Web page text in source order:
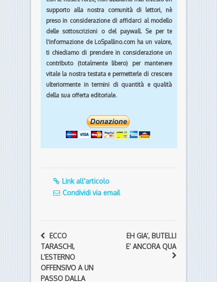
supporto alla nostra comunità di lettori, nè
preso in considerazione di affidarci al modello
delle sottoscrizioni o del paywall. Se per te
l'informazione de LoSpallino.comha un valore,
ti chiediamo di prendere in considerazione un
contributo (totalmente libero) per mantenere
vitale la nostra testata e permetterle di crescere
ulteriormente in termini di quantità e qualità
della sua offerta editoriale.
Link all'articolo
Condividi via email
ECCO
TARASCHI,
L’ESTERNO
OFFENSIVO A UN
PASSO DALLA
EH GIA’, BUTELLI
E’ ANCORA QUA